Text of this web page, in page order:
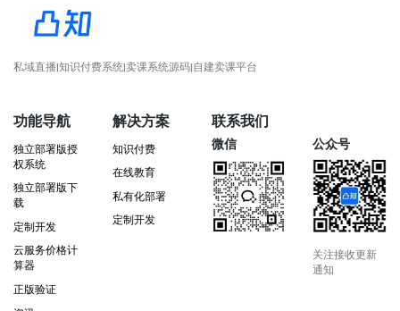
私域直播|知识付费系统|卖课系统源码|自建卖课平台
功能导航
独立部署版授
权系统
独立部署版下
载
定制开发
云服务价格计
算器
正版验证
解决方案
知识付费
在线教育
私有化部署
定制开发
联系我们
微信 公众号
关注接收更新
通知